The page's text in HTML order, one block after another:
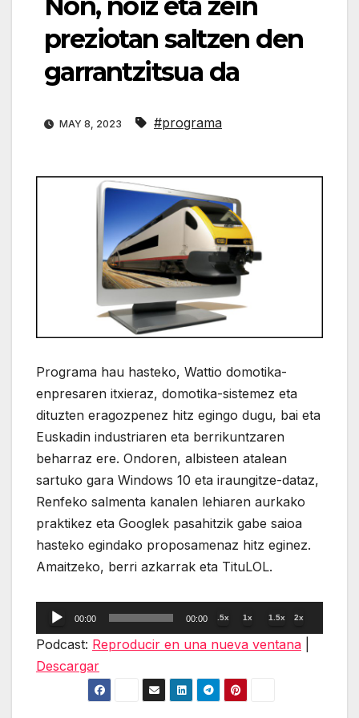
Non, noiz eta zein
preziotan saltzen den
garrantzitsua da
MAY 8, 2023 #programa
Programa hau hasteko, Wattio domotika-
enpresaren itxieraz, domotika-sistemez eta
dituzten eragozpenez hitz egingo dugu, bai eta
Euskadin industriaren eta berrikuntzaren
beharraz ere. Ondoren, albisteen atalean
sartuko gara Windows 10 eta iraungitze-dataz,
Renfeko salmenta kanalen lehiaren aurkako
praktikez eta Googlek pasahitzik gabe saioa
hasteko egindako proposamenaz hitz eginez.
Amaitzeko, berri azkarrak eta TituLOL.
Reproductor
de
00:00 00:00 .5x 1x 1.5x 2x
Podcast: Reproducir en una nueva ventana
Descargar